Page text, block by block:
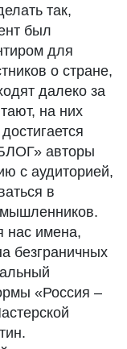
так,
был
для
о стране,
далеко за
на них
авторы
с аудиторией,
в
нас имена,
безграничных
«Россия –